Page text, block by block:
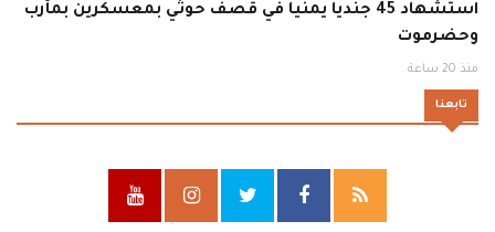
استشهاد 45 جندياً يمنياً في قصف حوثي بمعسكرين بمأرب
وحضرموت
منذ 20 ساعة
تابعنا